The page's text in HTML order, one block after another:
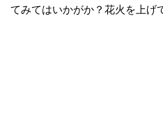
てみてはいかがか？花火を上げ